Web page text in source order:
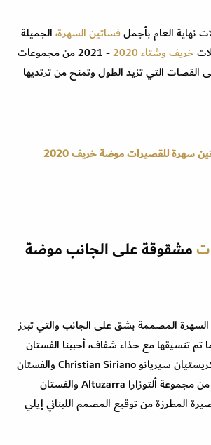
نهاية العام بأجملفساتين السهرة،الجميلة
خريف وشتاء 2020
- 2021 من مجموعات
القصات التي تزيد الطول وتمنح من ترتديها
سهرة للقصيرات موضة خريف 2020
مشقوقة على الجانب موضة
المصممة بشق على الجانب والتي تبرز
تنسيقها مع حذاء شفاف، أحببنا الفستان
بالكم الواحد من ماركة كريستيان سيريانو Christian Siriano والفستان
الأسود منسدل الأكتاف من مجموعة ألتوزارا Altuzarra والفستان
المطرزة من توقيع المصمم اللبناني إيلي